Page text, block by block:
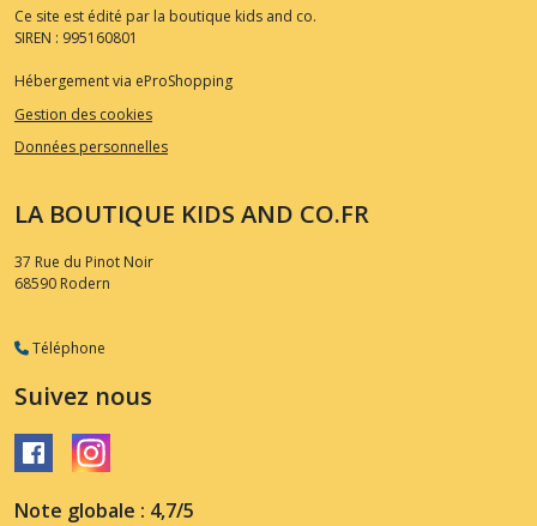
Ce site est édité par la boutique kids and co.
SIREN : 995160801
Hébergement via eProShopping
Gestion des cookies
Données personnelles
LA BOUTIQUE KIDS AND CO.FR
37 Rue du Pinot Noir
68590 Rodern
Téléphone
Suivez nous
Note globale : 4,7/5